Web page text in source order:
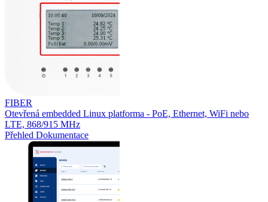
FIBER
Otevřená embedded Linux platforma - PoE, Ethernet, WiFi nebo
LTE, 868/915 MHz
Přehled Dokumentace